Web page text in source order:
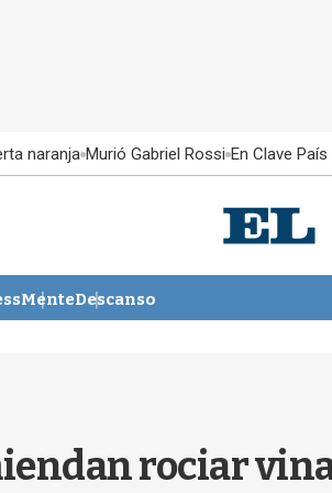
naranja Murió Gabriel Rossi En Clave País
MenteDescanso
rociar